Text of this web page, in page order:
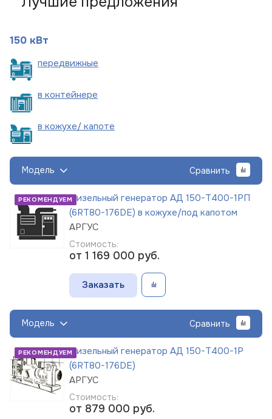
150 кВт
передвижные
в контейнере
в кожухе/ капоте
Модель Сравнить
РЕКОМЕНДУЕМДизельный генератор АД 150-Т400-1РП
(6RT80-176DE) в кожухе/под капотом
АРГУС
Стоимость:
от 1 169 000 руб.
Заказать
Модель Сравнить
РЕКОМЕНДУЕМДизельный генератор АД 150-Т400-1Р
(6RT80-176DE)
АРГУС
Стоимость:
от 879 000 руб.